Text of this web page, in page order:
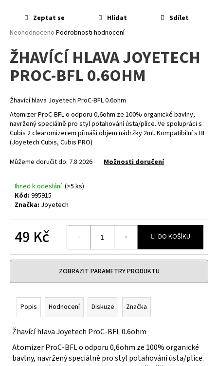
Průměrné
produktu
je
0,0
z
hvězdiček.
Neohodnoceno Podrobnosti hodnocení
ŽHAVÍCÍ HLAVA JOYETECH
PROC-BFL 0.6OHM
Žhavící hlava Joyetech ProC-BFL 0.6ohm
Atomizer ProC-BFL o odporu 0,6ohm ze 100% organické bavlny,
navržený speciálně pro styl potahování ústa/plíce. Ve spolupráci s
Cubis 2 clearomizerem přináší objem nádržky 2ml. Kompatibilní s BF
(Joyetech Cubis, Cubis PRO)
Můžeme doručit do: 7.8.2026 Možnosti doručení
Ihned k odeslání (>5 ks)
Kód: 995915
Značka: Joyetech
49 Kč
cena:
DO KOŠÍKU
ZOBRAZIT PARAMETRY PRODUKTU
Zeptat se Hlídat Sdílet
Popis Hodnocení Diskuze Značka
Žhavící hlava Joyetech ProC-BFL 0.6ohm
Atomizer ProC-BFL o odporu 0,6ohm ze 100% organické
bavlny, navržený speciálně pro styl potahování ústa/plíce.
í
t
?
HLEDAT
D
o
o
č
e
m
LIQUA
ELEMENTS
APPLE
10ML
6MG
149
Kč